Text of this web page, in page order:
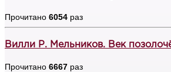
Прочитано 6054 раз
Вилли Р. Мельников. Век
Прочитано 6667 раз